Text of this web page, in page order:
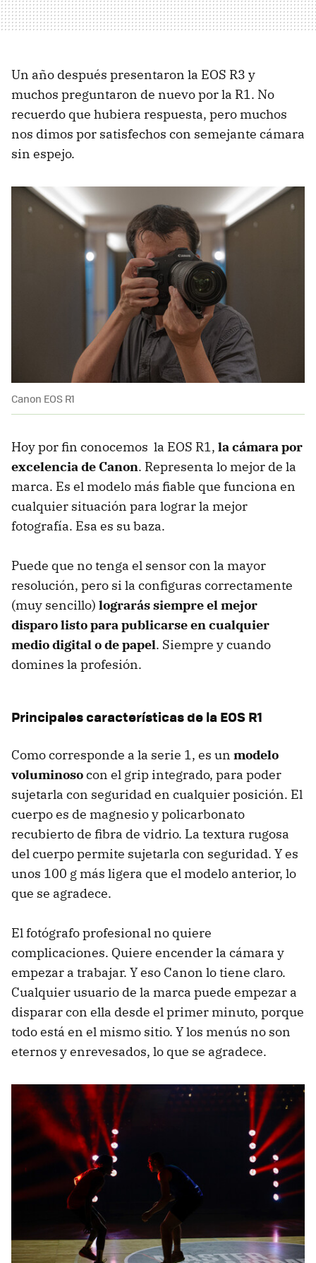
Un año después presentaron la EOS R3 y
muchos preguntaron de nuevo por la R1. No
recuerdo que hubiera respuesta, pero muchos
nos dimos por satisfechos con semejante cámara
sin espejo.
Canon EOS R1
Hoy por fin conocemos la EOS R1, la cámara por
excelencia de Canon. Representa lo mejor de la
marca. Es el modelo más fiable que funciona en
cualquier situación para lograr la mejor
fotografía. Esa es su baza.
Puede que no tenga el sensor con la mayor
resolución, pero si la configuras correctamente
(muy sencillo) lograrás siempre el mejor
disparo listo para publicarse en cualquier
medio digital o de papel. Siempre y cuando
domines la profesión.
Principales características de la EOS R1
Como corresponde a la serie 1, es un modelo
voluminosocon el grip integrado, para poder
sujetarla con seguridad en cualquier posición. El
cuerpo es de magnesio y policarbonato
recubierto de fibra de vidrio. La textura rugosa
del cuerpo permite sujetarla con seguridad. Y es
unos 100 g más ligera que el modelo anterior, lo
que se agradece.
El fotógrafo profesional no quiere
complicaciones. Quiere encender la cámara y
empezar a trabajar. Y eso Canon lo tiene claro.
Cualquier usuario de la marca puede empezar a
disparar con ella desde el primer minuto, porque
todo está en el mismo sitio. Y los menús no son
eternos y enrevesados, lo que se agradece.